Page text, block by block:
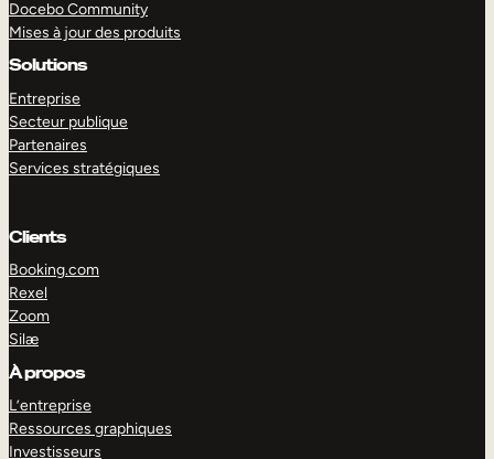
Docebo Community
Mises à jour des produits
Solutions
Entreprise
Secteur publique
Partenaires
Services stratégiques
Clients
Booking.com
Rexel
Zoom
Silæ
À propos
L’entreprise
Ressources graphiques
Investisseurs